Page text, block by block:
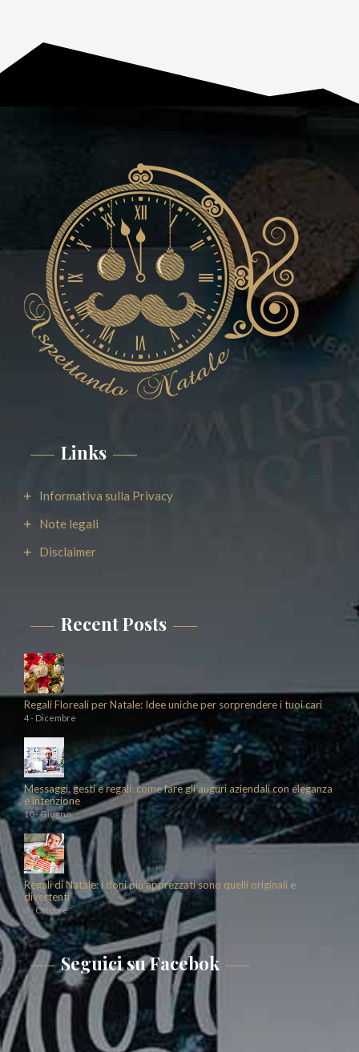
Links
Informativa sulla Privacy
Note legali
Disclaimer
Recent Posts
Regali Floreali per Natale: Idee uniche per sorprendere i tuoi cari
4 - Dicembre
Messaggi, gesti e regali: come fare gli auguri aziendali con eleganza
e intenzione
10 - Giugno
Regali di Natale: i doni più apprezzati sono quelli originali e
divertenti
3 - Ottobre
Seguici su Facebok